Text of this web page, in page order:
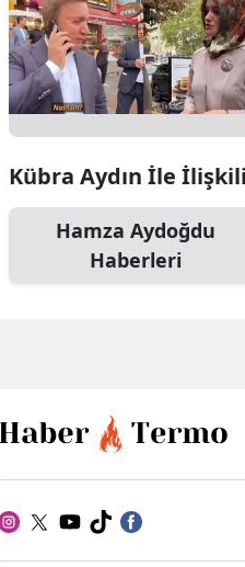
Kübra Aydın İle
Hamza Aydoğdu
Haberleri